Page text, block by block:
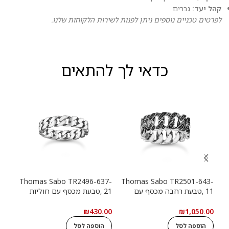
קהל יעד: גברים
לפרטים טכניים נוספים ניתן לפנות לשירות הלקוחות שלנו.
כדאי לך להתאים
Thomas Sabo TR2501-643-
11 ,טבעת רחבה מכסף עם
₪1,050.00
הוספה לסל
Thomas Sabo TR2496-637-
21 ,טבעת מכסף עם חוליות
₪430.00
הוספה לסל